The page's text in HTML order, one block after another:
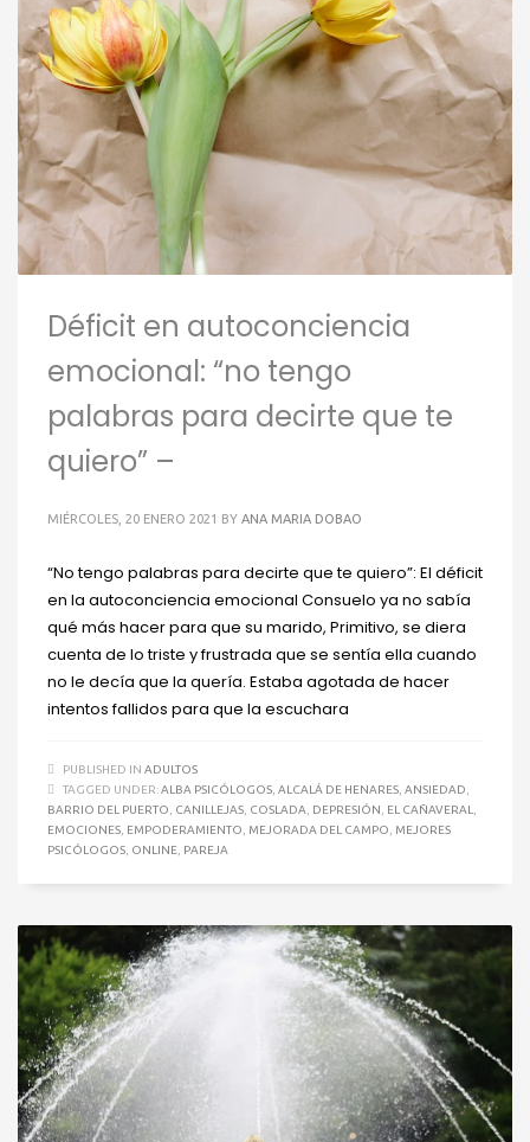
Déficit en autoconciencia
emocional: “no tengo
palabras para decirte que te
quiero” –
MIÉRCOLES, 20 ENERO 2021 BY ANA MARIA DOBAO
“No tengo palabras para decirte que te quiero”: El déficit
en la autoconciencia emocional Consuelo ya no sabía
qué más hacer para que su marido, Primitivo, se diera
cuenta de lo triste y frustrada que se sentía ella cuando
no le decía que la quería. Estaba agotada de hacer
intentos fallidos para que la escuchara
PUBLISHED IN ADULTOS
TAGGED UNDER:ALBA PSICÓLOGOS, ALCALÁ DE HENARES, ANSIEDAD,
BARRIO DEL PUERTO, CANILLEJAS, COSLADA, DEPRESIÓN , EL CAÑAVERAL,
EMOCIONES, EMPODERAMIENTO, MEJORADA DEL CAMPO, MEJORES
PSICÓLOGOS, ONLINE, PAREJA